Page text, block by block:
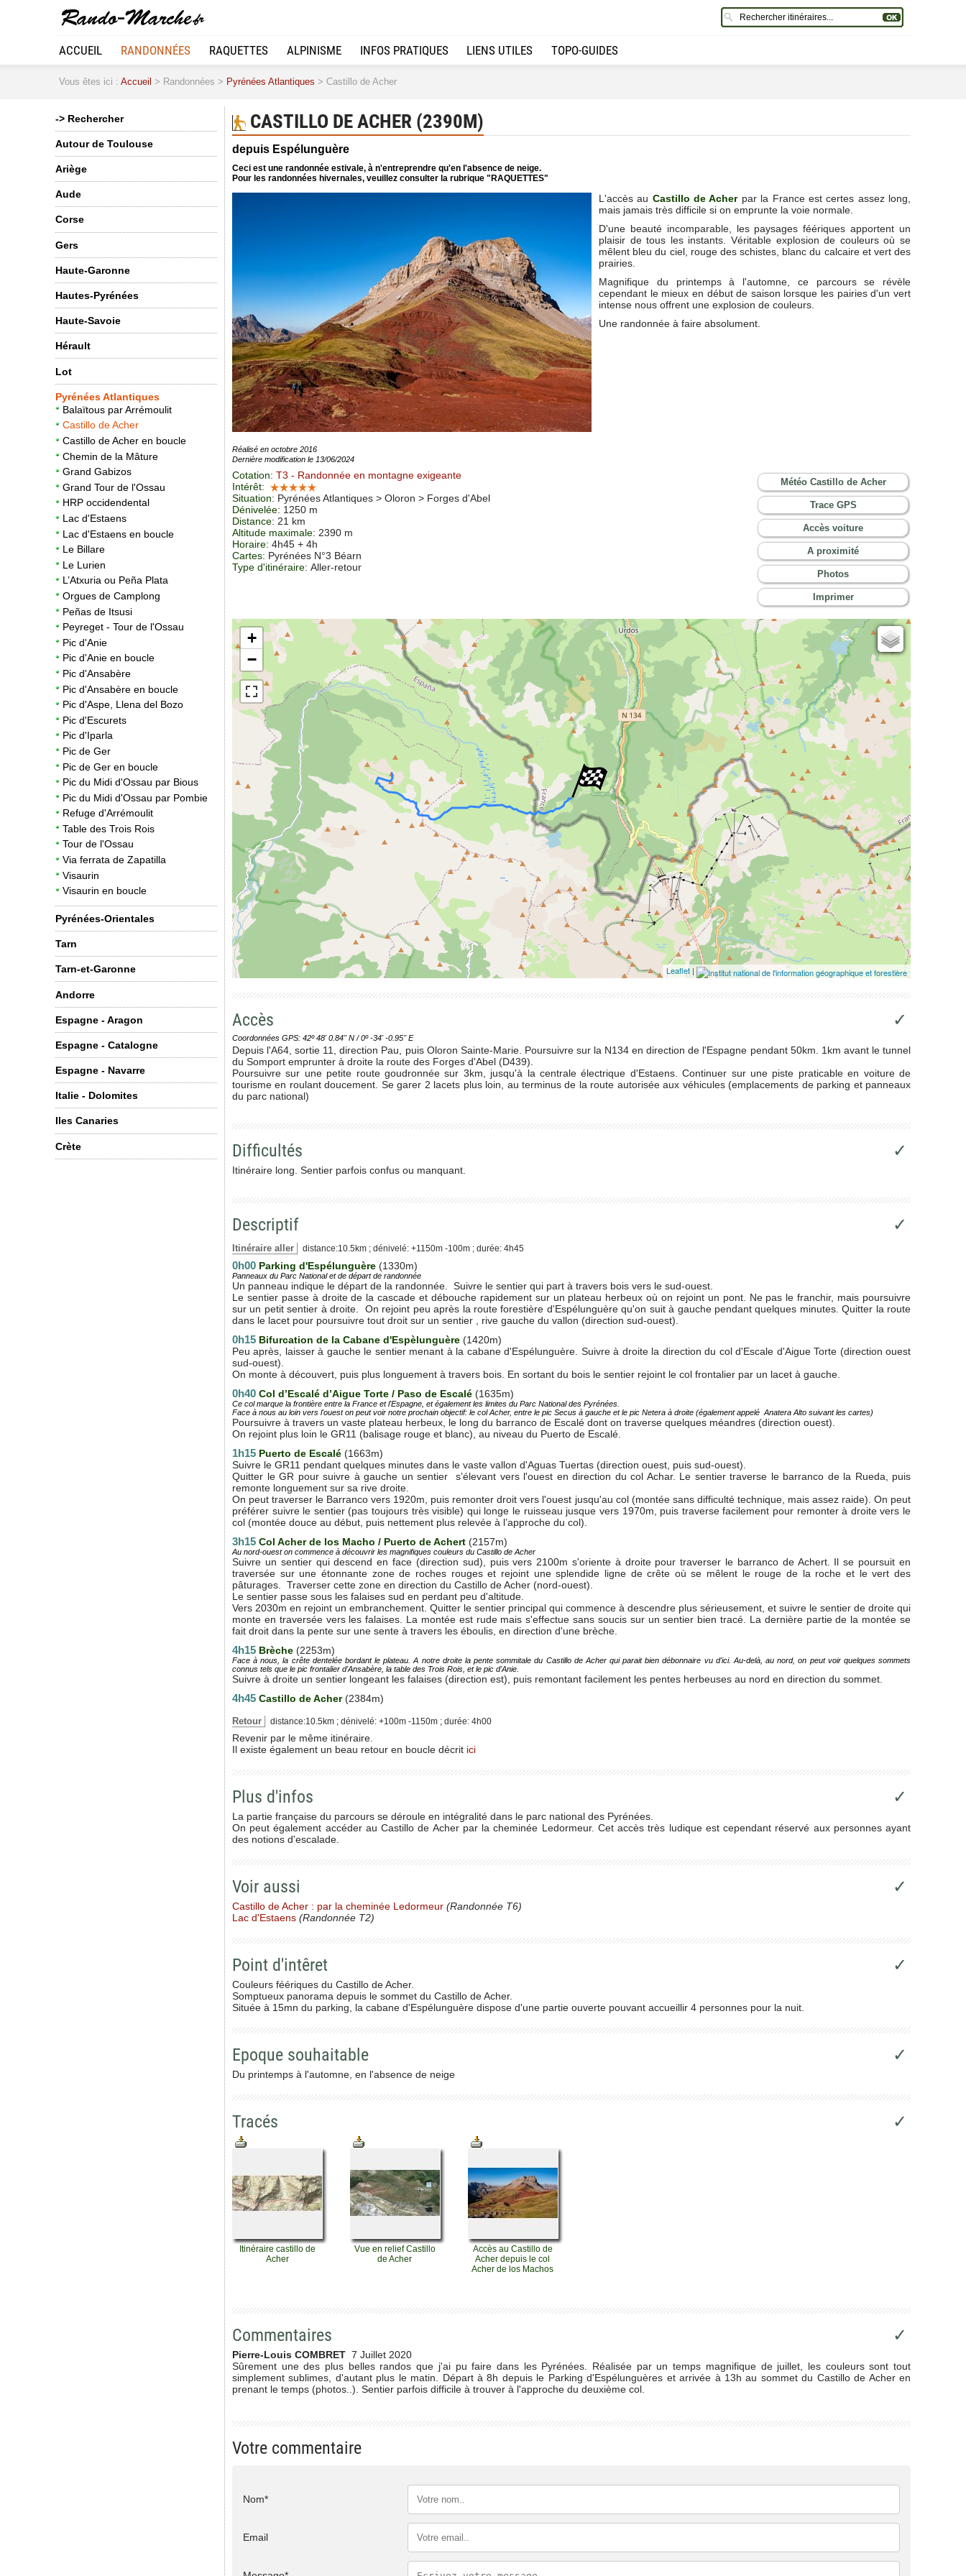
ACCUEIL RANDONNÉES RAQUETTES ALPINISME INFOS PRATIQUES LIENS UTILES TOPO-GUIDES
Vous êtes ici : Accueil > Randonnées > Pyrénées Atlantiques > Castillo de Acher
-> Rechercher
Autour de Toulouse
Ariège
Aude
Corse
Gers
Haute-Garonne
Hautes-Pyrénées
Haute-Savoie
Hérault
Lot
Pyrénées Atlantiques
Balaïtous par Arrémoulit
Castillo de Acher
Castillo de Acher en boucle
Chemin de la Mâture
Grand Gabizos
Grand Tour de l'Ossau
HRP occidendental
Lac d'Estaens
Lac d'Estaens en boucle
Le Billare
Le Lurien
L’Atxuria ou Peña Plata
Orgues de Camplong
Peñas de Itsusi
Peyreget - Tour de l'Ossau
Pic d'Anie
Pic d'Anie en boucle
Pic d'Ansabère
Pic d'Ansabère en boucle
Pic d'Aspe, Llena del Bozo
Pic d'Escurets
Pic d'Iparla
Pic de Ger
Pic de Ger en boucle
Pic du Midi d'Ossau par Bious
Pic du Midi d'Ossau par Pombie
Refuge d'Arrémoulit
Table des Trois Rois
Tour de l'Ossau
Via ferrata de Zapatilla
Visaurin
Visaurin en boucle
Pyrénées-Orientales
Tarn
Tarn-et-Garonne
Andorre
Espagne - Aragon
Espagne - Catalogne
Espagne - Navarre
Italie - Dolomites
Iles Canaries
Crète
CASTILLO DE ACHER (2390M)
depuis Espélunguère
Ceci est une randonnée estivale, à n'entreprendre qu'en l'absence de neige.
Pour les randonnées hivernales, veuillez consulter la rubrique "RAQUETTES"
L'accès au Castillo de Acherpar la France est certes assez long,
mais jamais très difficile si on emprunte la voie normale.
D'une beauté incomparable, les paysages féériques apportent un
plaisir de tous les instants. Véritable explosion de couleurs où se
mêlent bleu du ciel, rouge des schistes, blanc du calcaire et vert des
prairies.
Magnifique du printemps à l'automne, ce parcours se révèle
cependant le mieux en début de saison lorsque les pairies d'un vert
intense nous offrent une explosion de couleurs.
Une randonnée à faire absolument.
Réalisé en octobre 2016
Dernière modification le 13/06/2024
Cotation: T3 - Randonnée en montagne exigeante
Intérêt:
Situation: Pyrénées Atlantiques > Oloron > Forges d'Abel
Dénivelée: 1250 m
Distance: 21 km
Altitude maximale: 2390 m
Horaire: 4h45 + 4h
Cartes: Pyrénées N°3 Béarn
Type d'itinéraire: Aller-retour
Météo Castillo de Acher
Trace GPS
Accès voiture
A proximité
Photos
Imprimer
+
−
Cartes IGN
Open Topo Map
Open Street Map
ESRI Word Imagery
Photographies aériennes
Leaflet |
Accès ✓
Coordonnées GPS: 42º 48' 0.84'' N / 0º -34' -0.95'' E
Depuis l'A64, sortie 11, direction Pau, puis Oloron Sainte-Marie. Poursuivre sur la N134 en direction de l'Espagne pendant 50km. 1km avant le tunnel
du Somport emprunter à droite la route des Forges d'Abel (D439).
Poursuivre sur une petite route goudronnée sur 3km, jusqu'à la centrale électrique d'Estaens. Continuer sur une piste praticable en voiture de
tourisme en roulant doucement. Se garer 2 lacets plus loin, au terminus de la route autorisée aux véhicules (emplacements de parking et panneaux
du parc national)
Difficultés ✓
Itinéraire long. Sentier parfois confus ou manquant.
Descriptif ✓
Itinéraire aller distance:10.5km ; dénivelé: +1150m -100m ; durée: 4h45
0h00 Parking d'Espélunguère (1330m)
Panneaux du Parc National et de départ de randonnée
Un panneau indique le départ de la randonnée. Suivre le sentier qui part à travers bois vers le sud-ouest.
Le sentier passe à droite de la cascade et débouche rapidement sur un plateau herbeux où on rejoint un pont. Ne pas le franchir, mais poursuivre
sur un petit sentier à droite. On rejoint peu après la route forestière d'Espélunguère qu'on suit à gauche pendant quelques minutes. Quitter la route
dans le lacet pour poursuivre tout droit sur un sentier , rive gauche du vallon (direction sud-ouest).
0h15 Bifurcation de la Cabane d'Espèlunguère (1420m)
Peu après, laisser à gauche le sentier menant à la cabane d'Espélunguère. Suivre à droite la direction du col d'Escale d'Aigue Torte (direction ouest
sud-ouest).
On monte à découvert, puis plus longuement à travers bois. En sortant du bois le sentier rejoint le col frontalier par un lacet à gauche.
0h40 Col d’Escalé d’Aigue Torte / Paso de Escalé (1635m)
Ce col marque la frontière entre la France et l'Espagne, et également les limites du Parc National des Pyrénées.
Face à nous au loin vers l'ouest on peut voir notre prochain objectif: le col Acher, entre le pic Secus à gauche et le pic Netera à droite (également appelé Anatera Alto suivant les cartes)
Poursuivre à travers un vaste plateau herbeux, le long du barranco de Escalé dont on traverse quelques méandres (direction ouest).
On rejoint plus loin le GR11 (balisage rouge et blanc), au niveau du Puerto de Escalé.
1h15 Puerto de Escalé (1663m)
Suivre le GR11 pendant quelques minutes dans le vaste vallon d'Aguas Tuertas (direction ouest, puis sud-ouest).
Quitter le GR pour suivre à gauche un sentier s’élevant vers l'ouest en direction du col Achar. Le sentier traverse le barranco de la Rueda, puis
remonte longuement sur sa rive droite.
On peut traverser le Barranco vers 1920m, puis remonter droit vers l'ouest jusqu'au col (montée sans difficulté technique, mais assez raide). On peut
préférer suivre le sentier (pas toujours très visible) qui longe le ruisseau jusque vers 1970m, puis traverse facilement pour remonter à droite vers le
col (montée douce au début, puis nettement plus relevée à l’approche du col).
3h15 Col Acher de los Macho / Puerto de Achert (2157m)
Au nord-ouest on commence à découvrir les magnifiques couleurs du Castillo de Acher
Suivre un sentier qui descend en face (direction sud), puis vers 2100m s'oriente à droite pour traverser le barranco de Achert. Il se poursuit en
traversée sur une étonnante zone de roches rouges et rejoint une splendide ligne de crête où se mêlent le rouge de la roche et le vert des
pâturages. Traverser cette zone en direction du Castillo de Acher (nord-ouest).
Le sentier passe sous les falaises sud en perdant peu d'altitude.
Vers 2030m en rejoint un embranchement. Quitter le sentier principal qui commence à descendre plus sérieusement, et suivre le sentier de droite qui
monte en traversée vers les falaises. La montée est rude mais s'effectue sans soucis sur un sentier bien tracé. La dernière partie de la montée se
fait droit dans la pente sur une sente à travers les éboulis, en direction d'une brèche.
4h15 Brèche (2253m)
Face à nous, la crête dentelée bordant le plateau. A notre droite la pente sommitale du Castillo de Acher qui parait bien débonnaire vu d'ici. Au-delà, au nord, on peut voir quelques sommets
connus tels que le pic frontalier d'Ansabère, la table des Trois Rois, et le pic d'Anie.
Suivre à droite un sentier longeant les falaises (direction est), puis remontant facilement les pentes herbeuses au nord en direction du sommet.
4h45 Castillo de Acher(2384m)
Retour distance:10.5km ; dénivelé: +100m -1150m ; durée: 4h00
Revenir par le même itinéraire.
Il existe également un beau retour en boucle décrit ici
Plus d'infos ✓
La partie française du parcours se déroule en intégralité dans le parc national des Pyrénées.
On peut également accéder au Castillo de Acher par la cheminée Ledormeur. Cet accès très ludique est cependant réservé aux personnes ayant
des notions d'escalade.
Voir aussi ✓
Castillo de Acher : par la cheminée Ledormeur (Randonnée T6)
Lac d'Estaens (Randonnée T2)
Point d'intêret ✓
Couleurs féériques du Castillo de Acher.
Somptueux panorama depuis le sommet du Castillo de Acher.
Située à 15mn du parking, la cabane d'Espélunguère dispose d'une partie ouverte pouvant accueillir 4 personnes pour la nuit.
Epoque souhaitable ✓
Du printemps à l'automne, en l'absence de neige
Tracés ✓
Itinéraire castillo de
Acher
Vue en relief Castillo
de Acher
Accès au Castillo de
Acher depuis le col
Acher de los Machos
Commentaires ✓
Pierre-Louis COMBRET 7 Juillet 2020
Sûrement une des plus belles randos que j'ai pu faire dans les Pyrénées. Réalisée par un temps magnifique de juillet, les couleurs sont tout
simplement sublimes, d'autant plus le matin. Départ à 8h depuis le Parking d'Espélunguères et arrivée à 13h au sommet du Castillo de Acher en
prenant le temps (photos..). Sentier parfois difficile à trouver à l'approche du deuxième col.
Votre commentaire
Nom*
Email